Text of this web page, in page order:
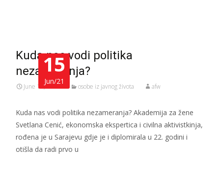
15
Jun/21
Kuda nas vodi politika
nezameranja?
June 15, 2021 osobe iz javnog života afw
Kuda nas vodi politika nezameranja? Akademija za žene
Svetlana Cenić, ekonomska ekspertica i civilna aktivistkinja,
rođena je u Sarajevu gdje je i diplomirala u 22. godini i
otišla da radi prvo u